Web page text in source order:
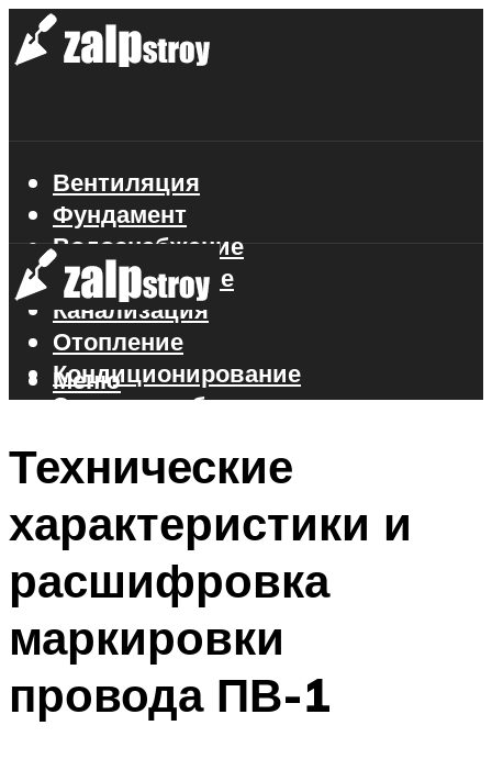
Вентиляция
Фундамент
Водоснабжение
Газоснабжение
Канализация
Отопление
Кондиционирование
Электроснабжение
Меню
Меню
Технические
характеристики и
расшифровка
маркировки
провода ПВ-1